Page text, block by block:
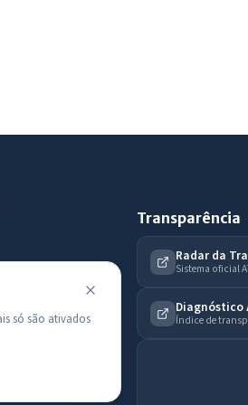
Transparência
Radar da
Sistema oficial
Diagnóstico
Índice de
só são ativados